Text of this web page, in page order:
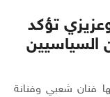
تؤكد
السياسيين
فنان شعبي وفنانة